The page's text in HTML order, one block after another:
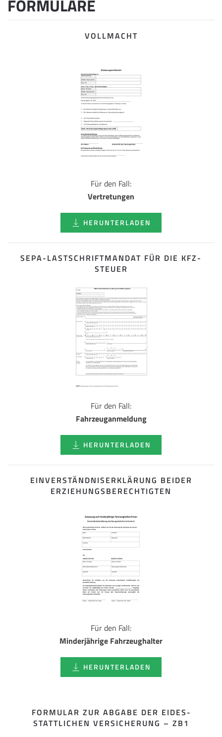
FORMULARE
VOLLMACHT
Für den Fall:
Vertretungen
HERUNTERLADEN
SEPA-LASTSCHRIFT­MANDAT FÜR DIE KFZ-
STEUER
Für den Fall:
Fahrzeuganmeldung
HERUNTERLADEN
EINVERSTÄNDNISERKLÄRUNG BEIDER
ERZIEHUNGSBERECHTIGTEN
Für den Fall:
Minderjährige Fahrzeughalter
HERUNTERLADEN
FORMULAR ZUR ABGABE DER EIDES­
STATTLICHEN VERSICHERUNG – ZB1